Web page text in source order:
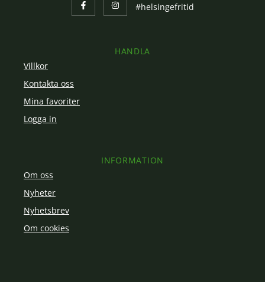
#helsingefritid
HANDLA
Villkor
Kontakta oss
Mina favoriter
Logga in
INFORMATION
Om oss
Nyheter
Nyhetsbrev
Om cookies